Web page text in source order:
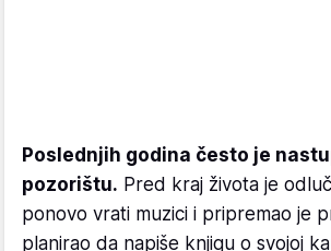
Poslednjih godina često je
pozorištu. Pred kraj života je
ponovo vrati muzici i pripremao je
planirao da napiše knjigu o svojoj